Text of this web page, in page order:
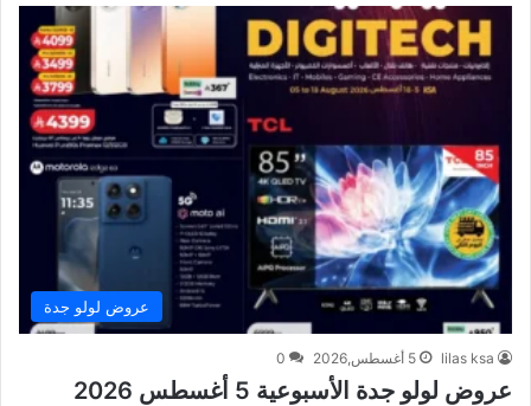
عروض لولو جدة
lilas ksa 5 أغسطس,2026 0
عروض لولو جدة الأسبوعية 5 أغسطس 2026